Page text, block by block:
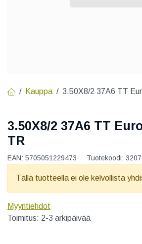
Kauppa 3.50X8/2 37A6 TT
3.50X8/2 37A6 TT
TR
EAN: 5705051229473 Tuotekoodi:
Tällä tuotteella ei ole kelvollista
Myyntiehdot
Toimitus: 2-3 arkipäivää